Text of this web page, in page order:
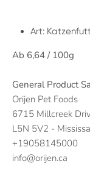
Art:
Ab 6,64 / 100g
General Product
Orijen Pet Foods
6715 Millcreek
L5N 5V2 -
+19058145000
info@orijen.ca